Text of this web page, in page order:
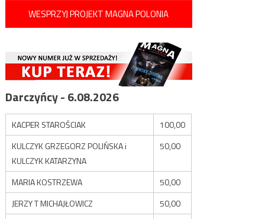
WESPRZYJ PROJEKT MAGNA POLONIA
Darczyńcy - 6.08.2026
KACPER STAROŚCIAK
100,00
KULCZYK GRZEGORZ POLIŃSKA i
KULCZYK KATARZYNA
50,00
MARIA KOSTRZEWA
50,00
JERZY T MICHAJŁOWICZ
50,00